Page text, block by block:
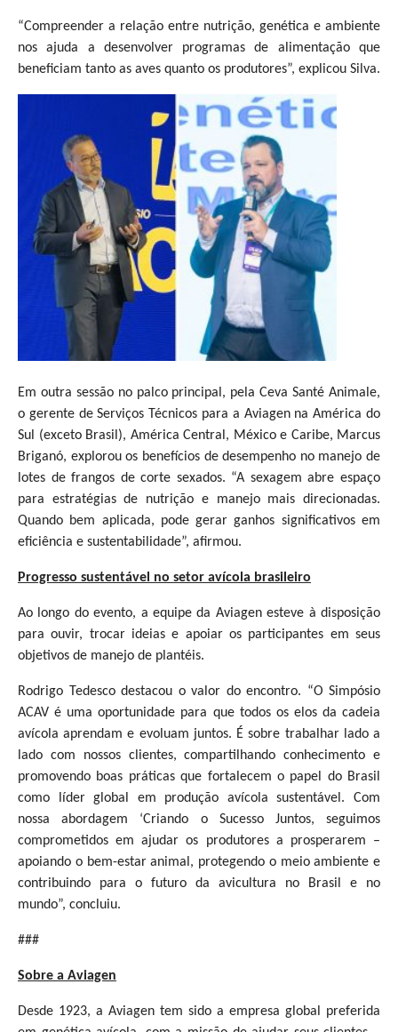
“Compreender a relação entre nutrição, genética e ambiente
nos ajuda a desenvolver programas de alimentação que
beneficiam tanto as aves quanto os produtores”, explicou Silva.
Em outra sessão no palco principal, pela Ceva Santé Animale,
o gerente de Serviços Técnicos para a Aviagen na América do
Sul (exceto Brasil), América Central, México e Caribe, Marcus
Briganó, explorou os benefícios de desempenho no manejo de
lotes de frangos de corte sexados. “A sexagem abre espaço
para estratégias de nutrição e manejo mais direcionadas.
Quando bem aplicada, pode gerar ganhos significativos em
eficiência e sustentabilidade”, afirmou.
Progresso sustentável no setor avícola brasileiro
Ao longo do evento, a equipe da Aviagen esteve à disposição
para ouvir, trocar ideias e apoiar os participantes em seus
objetivos de manejo de plantéis.
Rodrigo Tedesco destacou o valor do encontro. “O Simpósio
ACAV é uma oportunidade para que todos os elos da cadeia
avícola aprendam e evoluam juntos. É sobre trabalhar lado a
lado com nossos clientes, compartilhando conhecimento e
promovendo boas práticas que fortalecem o papel do Brasil
como líder global em produção avícola sustentável. Com
nossa abordagem ‘Criando o Sucesso Juntos, seguimos
comprometidos em ajudar os produtores a prosperarem –
apoiando o bem-estar animal, protegendo o meio ambiente e
contribuindo para o futuro da avicultura no Brasil e no
mundo”, concluiu.
###
Sobre a Aviagen
Desde 1923, a Aviagen tem sido a empresa global preferida